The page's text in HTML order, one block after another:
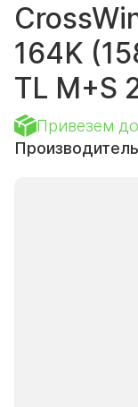
164K
TL M+S
Привезем до